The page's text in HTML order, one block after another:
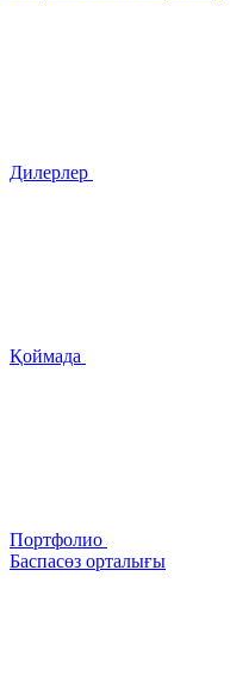
Дилерлер
Қоймада
Портфолио
Баспасөз орталығы